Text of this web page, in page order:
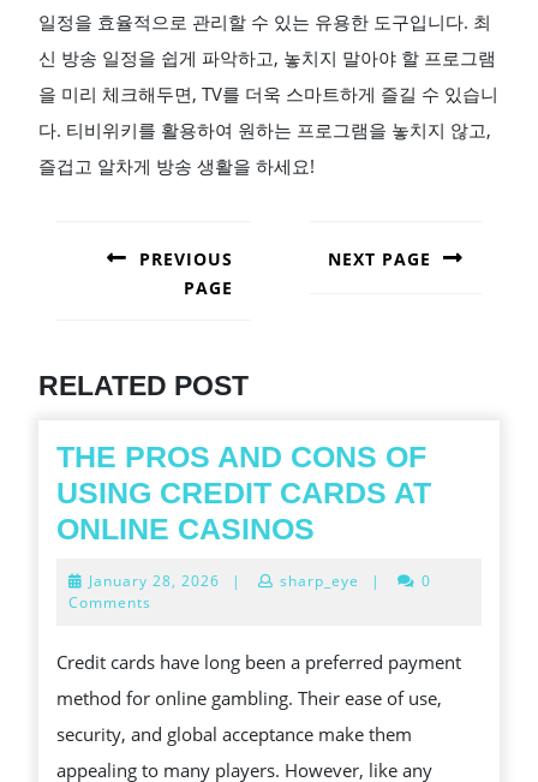
일정을 효율적으로 관리할 수 있는 유용한 도구입니다. 최
신 방송 일정을 쉽게 파악하고, 놓치지 말아야 할 프로그램
을 미리 체크해두면, TV를 더욱 스마트하게 즐길 수 있습니
다. 티비위키를 활용하여 원하는 프로그램을 놓치지 않고,
즐겁고 알차게 방송 생활을 하세요!
NAVIGATION
PREVIOUS
PAGE
NEXT PAGE
RELATED POST
THE PROS AND CONS OF
USING CREDIT CARDS AT
ONLINE CASINOS
AND
OF
USING
CREDIT
January 28, 2026 January
| sharp_eye |
0
Comments
Credit cards have long been a preferred payment
method for online gambling. Their ease of use,
security, and global acceptance make them
appealing to many players. However, like any